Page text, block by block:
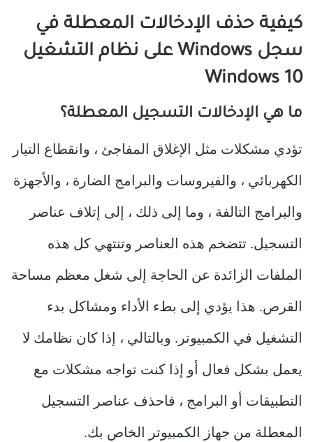
كيفية حذف الإدخالات المعطلة في
سجل Windows على نظام التشغيل
Windows 10
ما هي الإدخالات التسجيل المعطلة؟
تؤدي مشكلات مثل الإغلاق المفاجئ ، وانقطاع التيار
الكهربائي ، والفيروسات والبرامج الضارة ، والأجهزة
والبرامج التالفة ، وما إلى ذلك ، إلى إتلاف عناصر
التسجيل. تتضخم هذه العناصر وتنتهي كل هذه
الملفات الزائدة عن الحاجة إلى شغل معظم مساحة
القرص. هذا يؤدي إلى بطء الأداء ومشاكل بدء
التشغيل في الكمبيوتر. وبالتالي ، إذا كان نظامك لا
يعمل بشكل فعال أو إذا كنت تواجه مشكلات مع
التطبيقات أو البرامج ، فاحذف عناصر التسجيل
المعطلة من جهاز الكمبيوتر الخاص بك.